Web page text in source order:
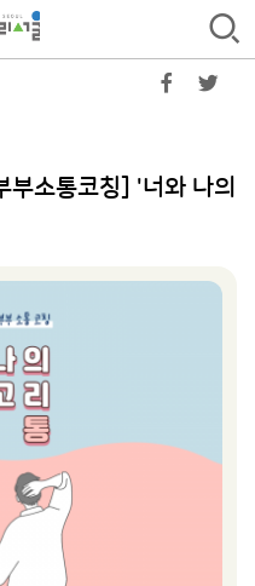
소통코칭] '너와 나의